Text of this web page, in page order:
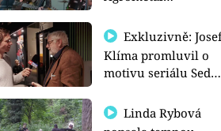
prima+
Exkluzivně: Josef
Klíma promluvil o
motivu seriálu Sedm
Linda Rybová